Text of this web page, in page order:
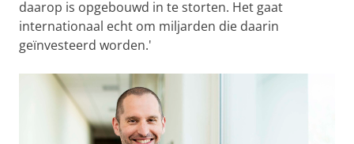
daarop is opgebouwd in te storten. Het gaat
internationaal echt om miljarden die daarin
geïnvesteerd worden.'